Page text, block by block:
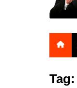
Tag: